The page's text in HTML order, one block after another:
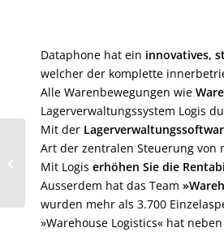
Dataphone hat ein innovatives,
welcher der komplette
Alle Warenbewegungen wie
Lagerverwaltungssystem Logis
Mit der
Art der zentralen Steuerung von
Mit Logis erhöhen Sie die
Ausserdem hat das Team
wurden mehr als 3.700
»Warehouse Logistics« hat
Mehr Erfolg im Außendienst mit
Zebra